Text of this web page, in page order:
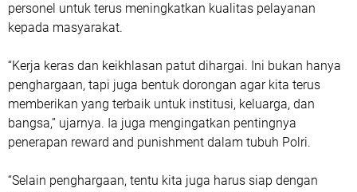
personel untuk terus meningkatkan kualitas pelayanan
kepada masyarakat.
“Kerja keras dan keikhlasan patut dihargai. Ini bukan hanya
penghargaan, tapi juga bentuk dorongan agar kita terus
memberikan yang terbaik untuk institusi, keluarga, dan
bangsa,” ujarnya. Ia juga mengingatkan pentingnya
penerapan reward and punishment dalam tubuh Polri.
“Selain penghargaan, tentu kita juga harus siap dengan